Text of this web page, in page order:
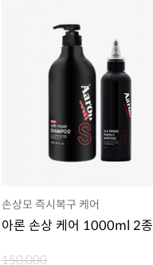
손상모 즉시복구 케어
아론 손상 케어 1000ml 2종
150,000